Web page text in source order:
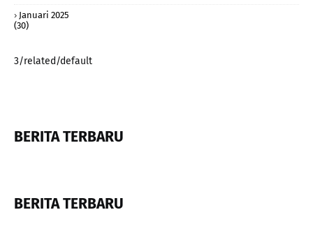
Januari 2025
(30)
3/related/default
BERITA TERBARU
BERITA TERBARU